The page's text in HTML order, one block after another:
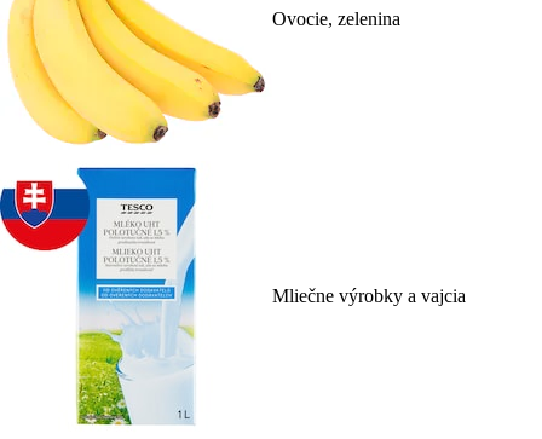
Ovocie, zelenina
Mliečne výrobky a vajcia